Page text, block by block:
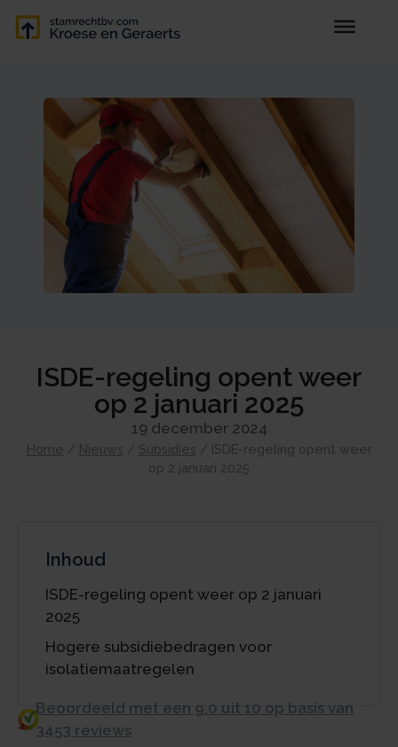
ISDE-regeling opent weer
op 2 januari 2025
19 december 2024
Home / Nieuws / Subsidies / ISDE-regeling opent weer
op 2 januari 2025
Inhoud
ISDE-regeling opent weer op 2 januari
2025
Hogere subsidiebedragen voor
isolatiemaatregelen
Beoordeeld met een 9.0 uit 10 op basis van
3453 reviews